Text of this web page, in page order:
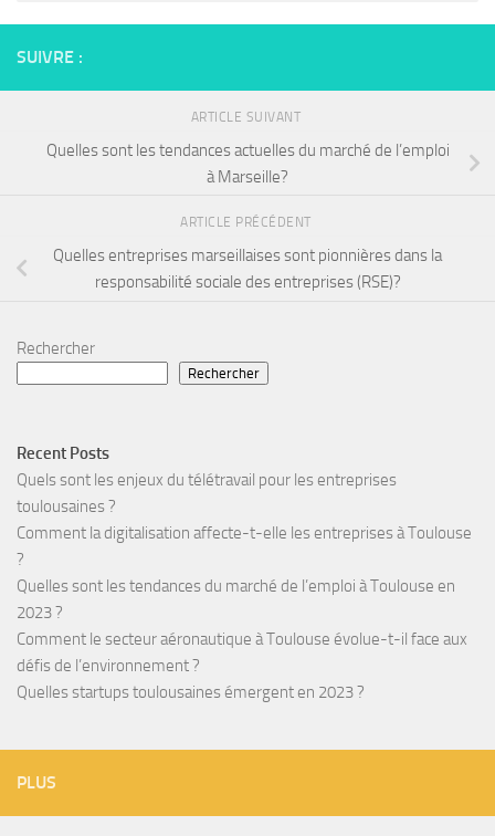
SUIVRE :
ARTICLE SUIVANT
Quelles sont les tendances actuelles du marché de l’emploi
à Marseille?
ARTICLE PRÉCÉDENT
Quelles entreprises marseillaises sont pionnières dans la
responsabilité sociale des entreprises (RSE)?
Rechercher
Rechercher
Recent Posts
Quels sont les enjeux du télétravail pour les entreprises
toulousaines ?
Comment la digitalisation affecte-t-elle les entreprises à Toulouse
?
Quelles sont les tendances du marché de l’emploi à Toulouse en
2023 ?
Comment le secteur aéronautique à Toulouse évolue-t-il face aux
défis de l’environnement ?
Quelles startups toulousaines émergent en 2023 ?
PLUS